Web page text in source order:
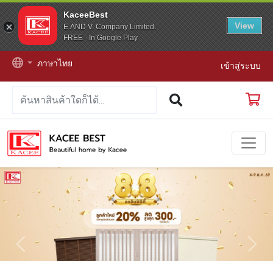
KaceeBest
E.AND V. Company Limited.
FREE - In Google Play
View
ภาษาไทย เข้าสู่ระบบ
Previous Next